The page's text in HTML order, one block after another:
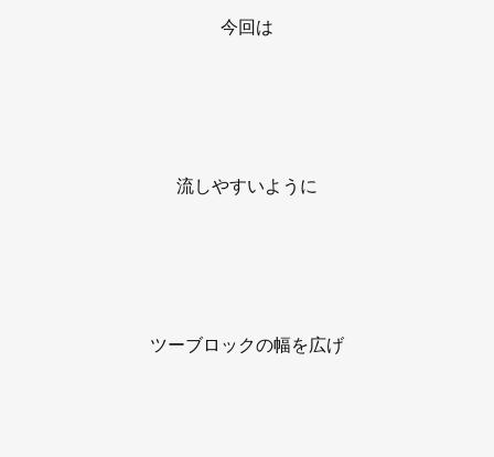
今回は
流しやすいように
ツーブロックの幅を広げ